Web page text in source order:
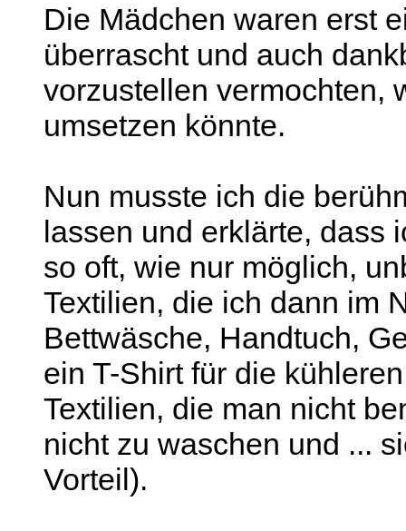
Die Mädchen waren erst
überrascht und auch
vorzustellen vermochten,
umsetzen könnte.
Nun musste ich die
lassen und erklärte, dass
so oft, wie nur möglich,
Textilien, die ich dann im
Bettwäsche, Handtuch,
ein T-Shirt für die
Textilien, die man nicht
nicht zu waschen und ...
Vorteil).